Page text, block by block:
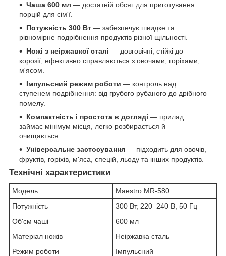
Чаша 600 мл — достатній обсяг для приготування
порцій для сім'ї.
Потужність 300 Вт — забезпечує швидке та
рівномірне подрібнення продуктів різної щільності.
Ножі з неіржавкої сталі — довговічні, стійкі до
корозії, ефективно справляються з овочами, горіхами,
м'ясом.
Імпульсний режим роботи — контроль над
ступенем подрібнення: від грубого рубаного до дрібного
помелу.
Компактність і простота в догляді — прилад
займає мінімум місця, легко розбирається й
очищається.
Універсальне застосування — підходить для овочів,
фруктів, горіхів, м'яса, спецій, льоду та інших продуктів.
Технічні характеристики
Модель
Maestro MR-580
Потужність
300 Вт, 220–240 В, 50 Гц
Об'єм чаші
600 мл
Матеріал ножів
Неіржавка сталь
Режим роботи
Імпульсний